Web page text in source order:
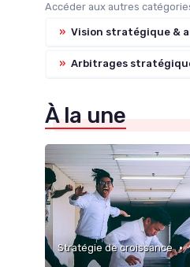
Accéder aux autres
» Vision stratégique &
» Arbitrages
À la une
Stratégie de croissance •